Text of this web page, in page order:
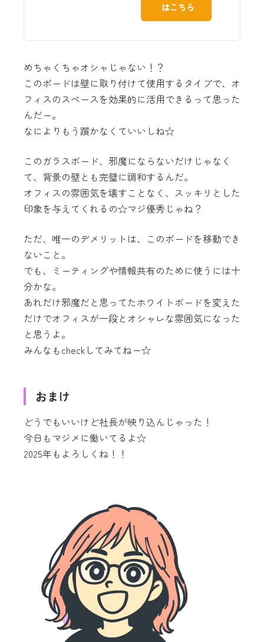
はこちら
めちゃくちゃオシャじゃない！？
このボードは壁に取り付けて使用するタイプで、オ
フィスのスペースを効果的に活用できるって思った
んだー。
なによりもう躓かなくていいしね☆
このガラスボード、邪魔にならないだけじゃなく
て、背景の壁とも完璧に調和するんだ。
オフィスの雰囲気を壊すことなく、スッキリとした
印象を与えてくれるの☆マジ優秀じゃね？
ただ、唯一のデメリットは、このボードを移動でき
ないこと。
でも、ミーティングや情報共有のために使うには十
分かな。
あれだけ邪魔だと思ってたホワイトボードを変えた
だけでオフィスが一段とオシャレな雰囲気になった
と思うよ。
みんなもcheckしてみてねー☆
おまけ
どうでもいいけど社長が映り込んじゃった！
今日もマジメに働いてるよ☆
2025年もよろしくね！！